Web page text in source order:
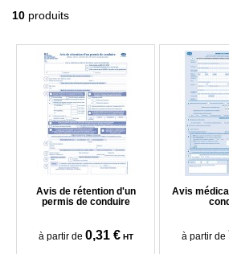
10 produits
Avis de rétention d'un
permis de conduire
à partir de 0,31 € HT
Avis
à partir de